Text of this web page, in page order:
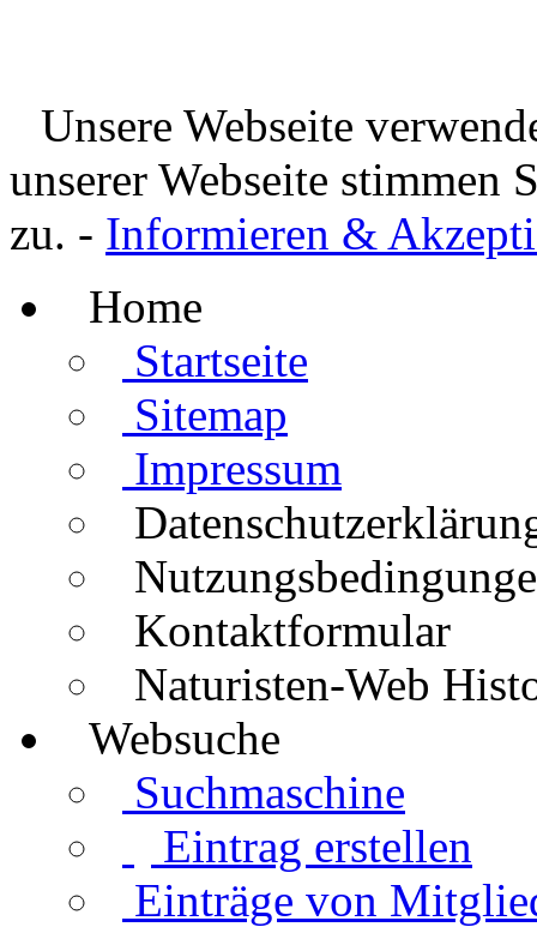
Unsere Webseite
unserer Webseite stimmen
zu. - Informieren &
Home
Startseite
Sitemap
Impressum
Kontaktformular
Naturisten-Web
Websuche
Suchmaschine
Eintrag erstellen
Einträge von